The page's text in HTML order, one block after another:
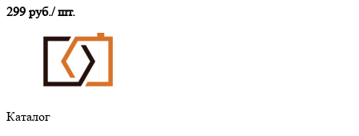
299 руб./ шт.
Каталог